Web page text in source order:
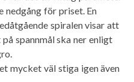
nedgång för priset. En
spiralen visar att
spannmål ska ner enligt
mycket väl stiga igen även